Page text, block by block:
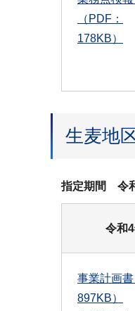
（PDF：
178KB）
生麦地
指定期間 令
令和
事業計画書
897KB）